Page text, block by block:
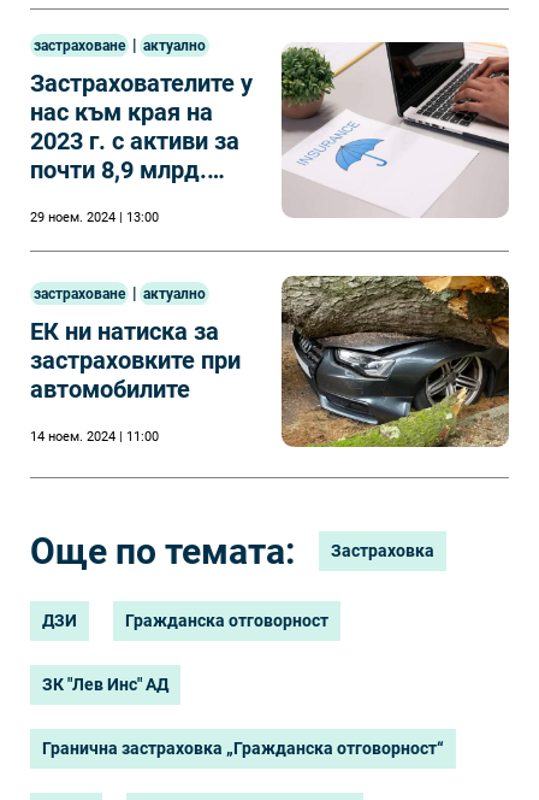
застрахователи
застраховане | актуално
Застрахователите у
нас към края на
2023 г. с активи за
почти 8,9 млрд.
29 ноем. 2024 | 13:00
застраховане | актуално
ЕК ни натиска за
застраховките при
автомобилите
14 ноем. 2024 | 11:00
Още по темата: Застраховка
ДЗИ Гражданска отговорност
ЗК "Лев Инс" АД
Гранична застраховка „Гражданска отговорност“